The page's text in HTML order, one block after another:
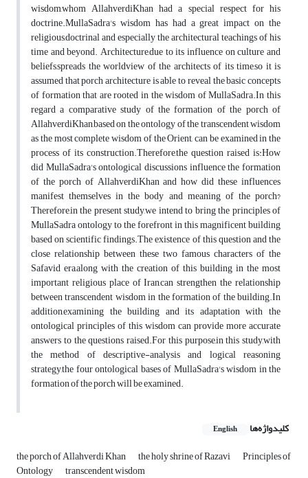
wisdom,whom AllahverdiKhan had a special respect for his
doctrine.MullaSadra's wisdom has had a great impact on the
religious,doctrinal and especially the architectural teachings of his
time and beyond. Architecture,due to its influence on culture and
beliefs,spreads the worldview of the architects of its time,so it is
assumed that porch architecture is able to reveal the basic concepts
of formation that are rooted in the wisdom of MullaSadra.In this
regard a comparative study of the formation of the porch of
AllahverdiKhan,based on the ontology of the transcendent wisdom
as the most complete wisdom of the Orient, can be examined in the
process of its construction.Therefore,the question raised is:How
did MullaSadra's ontological discussions influence the formation
of the porch of AllahverdiKhan and how did these influences
manifest themselves in the body and meaning of the porch?
Therefore,in the present study,we intend to bring the principles of
MullaSadra ontology to the forefront in this magnificent building
based on scientific findings.The existence of this question and the
close relationship between these two famous characters of the
Safavid era,along with the creation of this building in the most
important religious place of Iran,can strengthen the relationship
between transcendent wisdom in the formation of the building.In
addition,examining the building and its adaptation with the
ontological principles of this wisdom can provide more accurate
answers to the questions raised.For this purpose,in this study,with
the method of descriptive-analysis and logical reasoning
strategy,the four ontological bases of MullaSadra's wisdom in the
formation of the porch will be examined.
کلیدواژه‌ها English
the porch of Allahverdi Khan the holy shrine of Razavi Principles of
Ontology transcendent wisdom